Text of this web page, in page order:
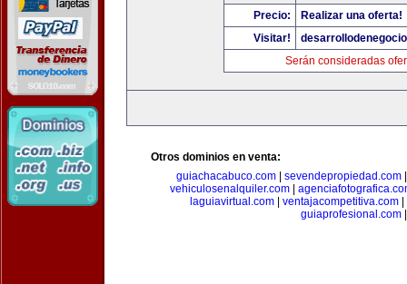
Precio:
Realizar una oferta!
Visitar!
Serán consideradas
Otros dominios en venta:
guiachacabuco.com| sevendepropiedad.com
vehiculosenalquiler.com
laguiavirtual.com
ventajacompetitiva.com
guiaprofesional.com|